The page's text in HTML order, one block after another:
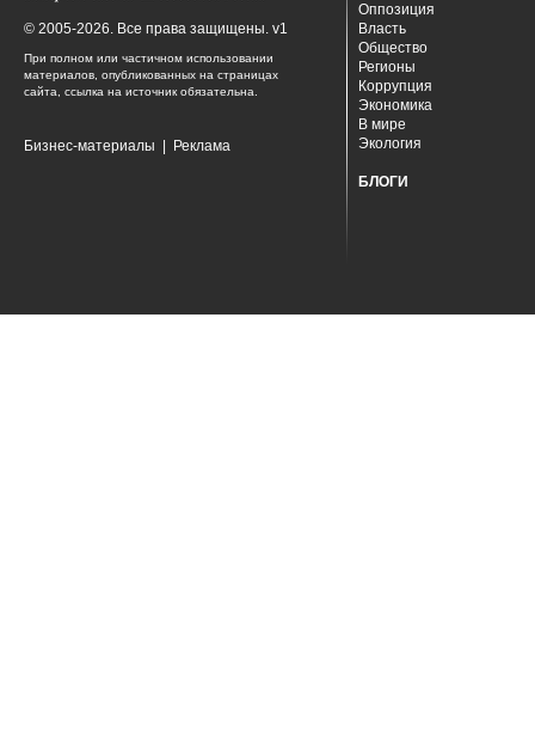
© 2005-2026. Все права защищены. v1
При полном или частичном использовании
материалов, опубликованных на страницах
сайта, ссылка на источник обязательна.
Бизнес-материалы Реклама
Оппозиция
Власть
Общество
Регионы
Коррупция
Экономика
В мире
Экология
БЛОГИ